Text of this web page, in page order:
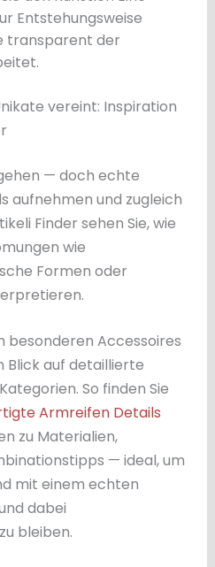
Entstehungsweise
transparent der
vereint: Inspiration
— doch echte
aufnehmen und zugleich
Finder sehen Sie, wie
wie
Formen oder
besonderen Accessoires
Blick auf detaillierte
So finden Sie
Armreifen Details
zu Materialien,
— ideal, um
mit einem echten
dabei
bleiben.